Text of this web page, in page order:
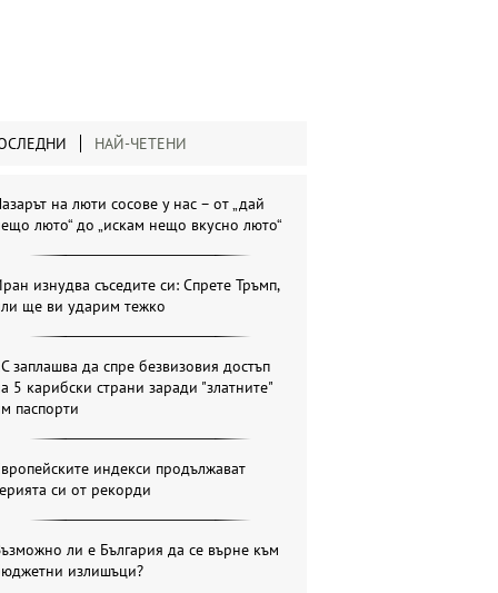
НАЙ-ЧЕТЕНИ
на люти сосове у нас – от „дай
люто“ до „искам нещо вкусно люто“
изнудва съседите си: Спрете Тръмп,
ще ви ударим тежко
заплашва да спре безвизовия достъп
5 карибски страни заради "златните"
паспорти
индекси продължават
си от рекорди
ли е България да се върне към
излишъци?